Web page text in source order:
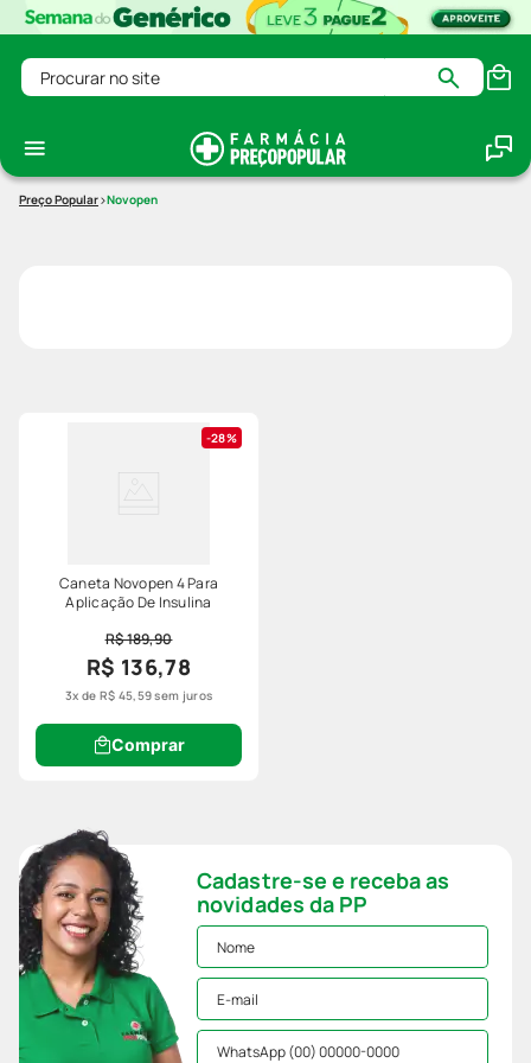
Procurar no site
Novopen
28%
Caneta Novopen 4 Para
Aplicação De Insulina
R$ 189,90
R$ 136,78
3x de R$ 45,59sem juros
Comprar
Cadastre-se e receba as
novidades da PP